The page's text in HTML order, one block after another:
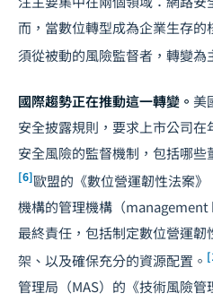
而，當數位轉型成為企業生存
須從被動的風險監督者，轉變為
國際趨勢正在推動這一轉變。 美
安全披露規則，要求上市公司
安全風險的監督機制，包括哪些
[6]歐盟的《數位營運韌性法案
機構的管理機構（management
最終責任，包括制定數位營運韌
架、以及確保充分的資源配置。
管理局（MAS）的《技術風險